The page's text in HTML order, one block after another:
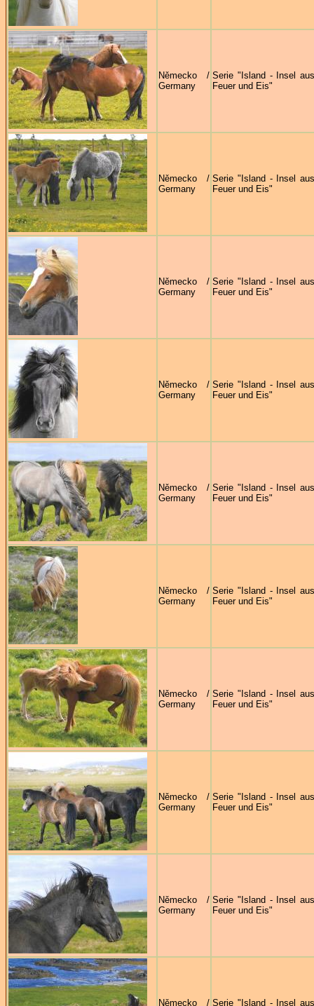
Německo /
Germany
Serie "Island - Insel aus
Feuer und Eis"
Německo /
Germany
Serie "Island - Insel aus
Feuer und Eis"
Německo /
Germany
Serie "Island - Insel aus
Feuer und Eis"
Německo /
Germany
Serie "Island - Insel aus
Feuer und Eis"
Německo /
Germany
Serie "Island - Insel aus
Feuer und Eis"
Německo /
Germany
Serie "Island - Insel aus
Feuer und Eis"
Německo /
Germany
Serie "Island - Insel aus
Feuer und Eis"
Německo /
Germany
Serie "Island - Insel aus
Feuer und Eis"
Německo /
Germany
Serie "Island - Insel aus
Feuer und Eis"
Německo / Serie "Island - Insel aus